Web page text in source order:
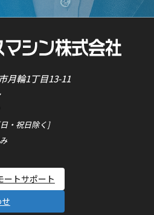
月輪1丁目13-11
・祝日除く]
ートサポート